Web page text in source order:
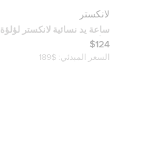
لانكستر
ساعة يد نسائية لانكستر
ستينغراي 36 مم رقم 0226L
$124
السعر المبدئي: $189